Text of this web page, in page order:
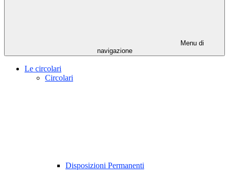
Menu di
navigazione
Le circolari
Circolari
Disposizioni Permanenti